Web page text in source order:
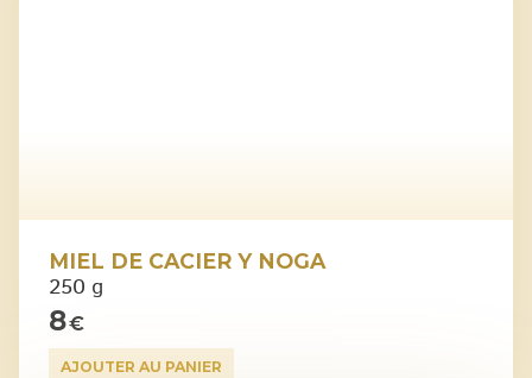
MIEL DE CACIER Y NOGA
250 g
8€
AJOUTER AU PANIER